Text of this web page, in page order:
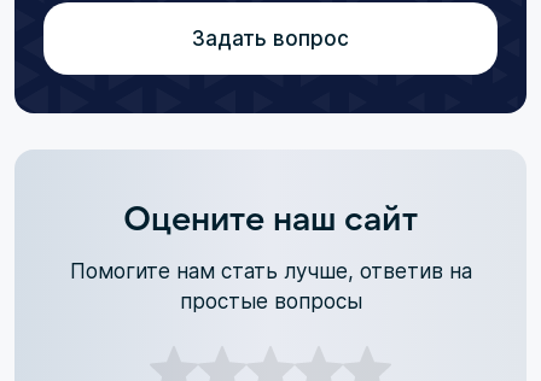
Задать вопрос
Оцените наш сайт
Помогите нам стать лучше, ответив на
простые вопросы